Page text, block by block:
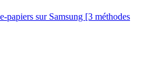
papiers sur Samsung [3 méthodes